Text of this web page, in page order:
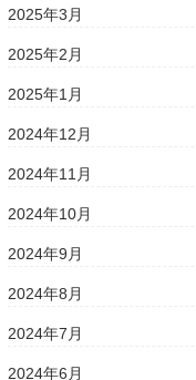
2025年3月
2025年2月
2025年1月
2024年12月
2024年11月
2024年10月
2024年9月
2024年8月
2024年7月
2024年6月